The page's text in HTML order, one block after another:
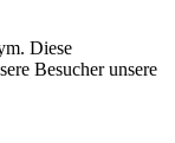
Diese
Besucher unsere